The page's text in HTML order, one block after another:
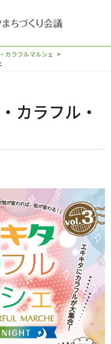
カラフルマルシェ >
カラフル・